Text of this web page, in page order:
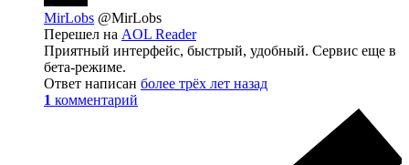
MirLobs @MirLobs
Перешел на AOL Reader
Приятный интерфейс, быстрый, удобный. Сервис еще в
бета-режиме.
Ответ написан более трёх лет назад
1 комментарий